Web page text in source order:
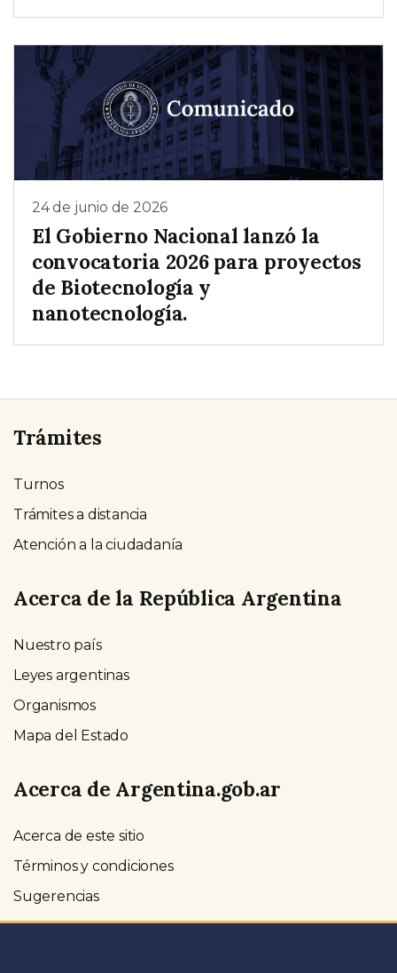
24 de junio de 2026
El Gobierno Nacional lanzó la
convocatoria 2026 para proyectos
de Biotecnología y
nanotecnología.
Trámites
Turnos
Trámites a distancia
Atención a la ciudadanía
Acerca de la República Argentina
Nuestro país
Leyes argentinas
Organismos
Mapa del Estado
Acerca de Argentina.gob.ar
Acerca de este sitio
Términos y condiciones
Sugerencias